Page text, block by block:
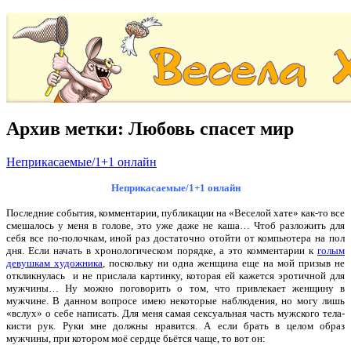
Архив метки: Любовь спасет мир
Неприкасаемые/1+1 онлайн
Неприкасаемые/1+1 онлайн
Последние события, комментарии, публикации на «Веселой хате» как-то все
смешалось у меня в голове, это уже даже не каша… Чтоб разложить для
себя все по-полочкам, иной раз достаточно отойти от компьютера на пол
дня. Если начать в хронологическом порядке, а это комментарии к голым
девушкам художника , поскольку ни одна женщина еще на мой призыв не
откликнулась
и не прислала картинку, которая ей кажется эротичной для
мужчины… Ну можно поговорить о том, что привлекает женщину в
мужчине. В данном вопросе имею некоторые наблюдения, но могу лишь
«вслух» о себе написать. Для меня самая сексуальная часть мужского тела-
кисти рук. Руки мне должны нравится. А если брать в целом образ
мужчины, при котором моё сердце бьётся чаще, то вот он: